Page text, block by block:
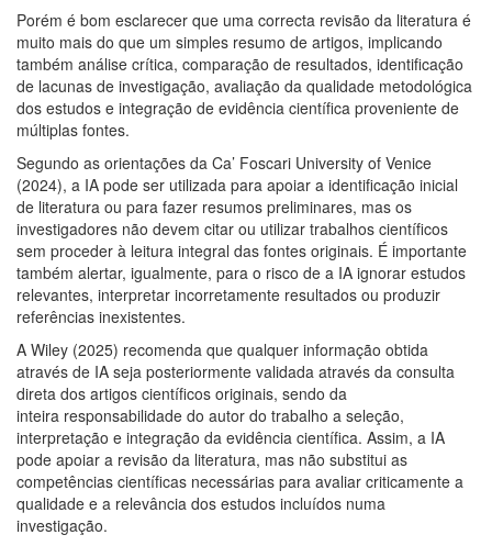
Porém é bom esclarecer que uma correcta revisão da literatura é
muito mais do que um simples resumo de artigos, implicando
também análise crítica, comparação de resultados, identificação
de lacunas de investigação, avaliação da qualidade metodológica
dos estudos e integração de evidência científica proveniente de
múltiplas fontes.
Segundo as orientações da Ca’ Foscari University of Venice
(2024), a IA pode ser utilizada para apoiar a identificação inicial
de literatura ou para fazer resumos preliminares, mas os
investigadores não devem citar ou utilizar trabalhos científicos
sem proceder à leitura integral das fontes originais. É importante
também alertar, igualmente, para o risco de a IA ignorar estudos
relevantes, interpretar incorretamente resultados ou produzir
referências inexistentes.
A Wiley (2025) recomenda que qualquer informação obtida
através de IA seja posteriormente validada através da consulta
direta dos artigos científicos originais, sendo da
inteira responsabilidade do autor do trabalho a seleção,
interpretação e integração da evidência científica. Assim, a IA
pode apoiar a revisão da literatura, mas não substitui as
competências científicas necessárias para avaliar criticamente a
qualidade e a relevância dos estudos incluídos numa
investigação.